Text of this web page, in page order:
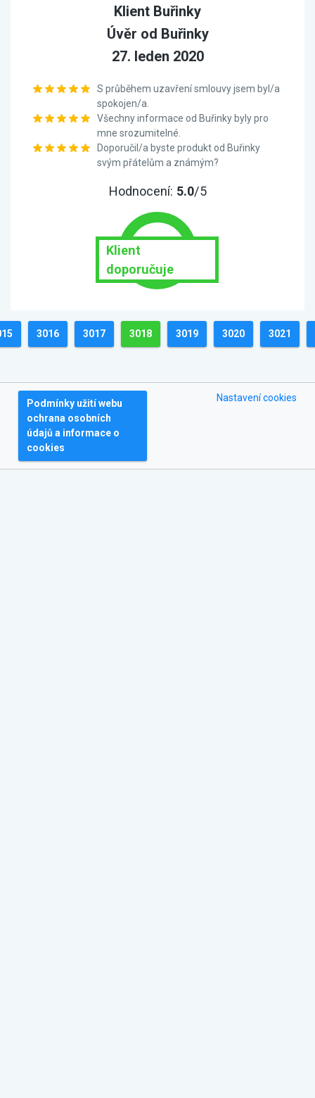
Klient Buřinky
Úvěr od Buřinky
27. leden 2020
S průběhem uzavření smlouvy jsem byl/a
spokojen/a.
Všechny informace od Buřinky byly pro
mne srozumitelné.
Doporučil/a byste produkt od Buřinky
svým přátelům a známým?
Hodnocení: 5.0/5
Klient
doporučuje
3016 3017 3018 3019 3020 3021
Podmínky užití webu
ochrana osobních
údajů a informace o
cookies
Nastavení cookies